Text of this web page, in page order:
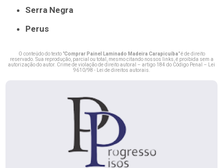
Serra Negra
Perus
O conteúdo do texto "Comprar Painel Laminado Madeira Carapicuíba" é de direito
reservado. Sua reprodução, parcial ou total, mesmo citando nossos links, é proibida sem a
autorização do autor. Crime de violação de direito autoral – artigo 184 do Código Penal –
Lei
9610/98 - Lei de direitos autorais